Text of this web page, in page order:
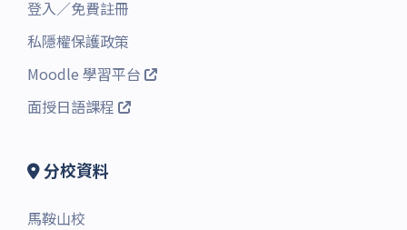
登入／免費註冊
私隱權保護政策
Moodle 學習平台
面授日語課程
分校資料
馬鞍山校